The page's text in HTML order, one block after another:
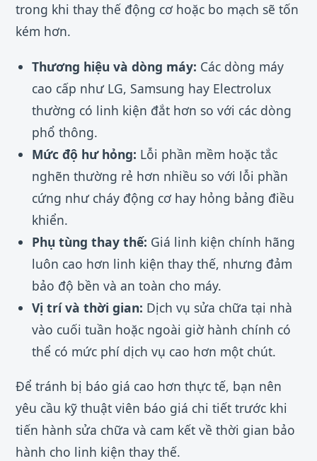
trong khi thay thế động cơ hoặc bo mạch sẽ tốn
kém hơn.
Thương hiệu và dòng máy: Các dòng máy
cao cấp như LG, Samsung hay Electrolux
thường có linh kiện đắt hơn so với các dòng
phổ thông.
Mức độ hư hỏng: Lỗi phần mềm hoặc tắc
nghẽn thường rẻ hơn nhiều so với lỗi phần
cứng như cháy động cơ hay hỏng bảng điều
khiển.
Phụ tùng thay thế: Giá linh kiện chính hãng
luôn cao hơn linh kiện thay thế, nhưng đảm
bảo độ bền và an toàn cho máy.
Vị trí và thời gian: Dịch vụ sửa chữa tại nhà
vào cuối tuần hoặc ngoài giờ hành chính có
thể có mức phí dịch vụ cao hơn một chút.
Để tránh bị báo giá cao hơn thực tế, bạn nên
yêu cầu kỹ thuật viên báo giá chi tiết trước khi
tiến hành sửa chữa và cam kết về thời gian bảo
hành cho linh kiện thay thế.